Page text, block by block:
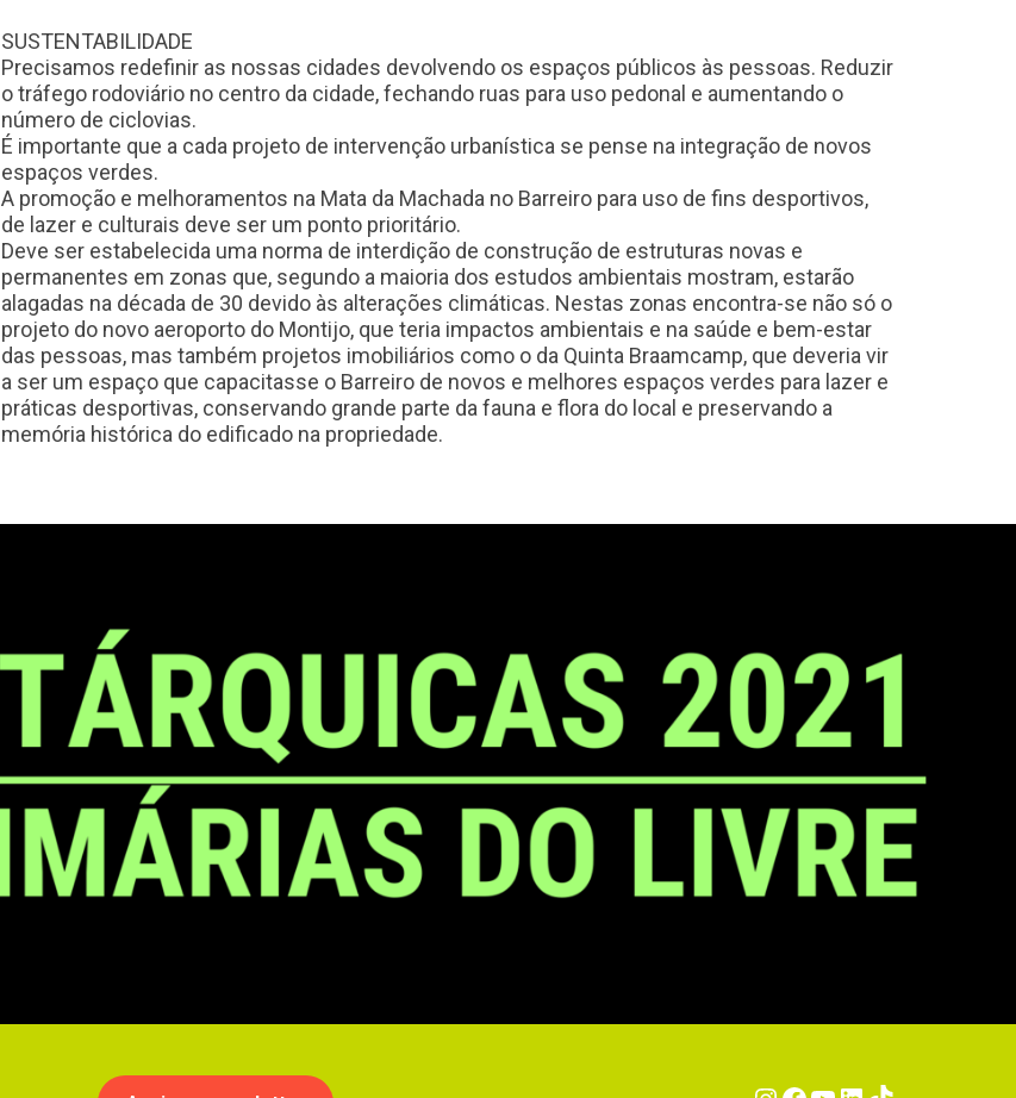
SUSTENTABILIDADE
Precisamos redefinir as nossas cidades devolvendo os espaços públicos às pessoas. Reduzir
o tráfego rodoviário no centro da cidade, fechando ruas para uso pedonal e aumentando o
número de ciclovias.
É importante que a cada projeto de intervenção urbanística se pense na integração de novos
espaços verdes.
A promoção e melhoramentos na Mata da Machada no Barreiro para uso de fins desportivos,
de lazer e culturais deve ser um ponto prioritário.
Deve ser estabelecida uma norma de interdição de construção de estruturas novas e
permanentes em zonas que, segundo a maioria dos estudos ambientais mostram, estarão
alagadas na década de 30 devido às alterações climáticas. Nestas zonas encontra-se não só o
projeto do novo aeroporto do Montijo, que teria impactos ambientais e na saúde e bem-estar
das pessoas, mas também projetos imobiliários como o da Quinta Braamcamp, que deveria vir
a ser um espaço que capacitasse o Barreiro de novos e melhores espaços verdes para lazer e
práticas desportivas, conservando grande parte da fauna e flora do local e preservando a
memória histórica do edificado na propriedade.
Instagram
Facebook
YouTube
LinkedIn